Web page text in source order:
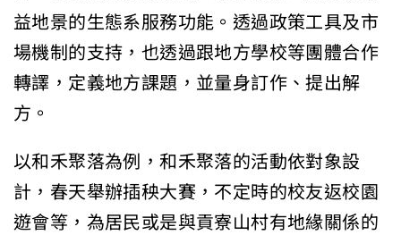
益地景的生態系服務功能。透過政策工具及市
場機制的支持，也透過跟地方學校等團體合作
轉譯，定義地方課題，並量身訂作、提出解
方。
以和禾聚落為例，和禾聚落的活動依對象設
計，春天舉辦插秧大賽，不定時的校友返校園
遊會等，為居民或是與貢寮山村有地緣關係的